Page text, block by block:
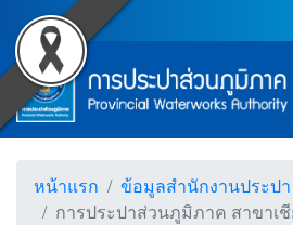
ข้อมูลการประ
ข้ามไปยังเนื้อหา (Skip to content)
ข้ามไปยังเมนู (Skip to menu)
หน้าค้นหาข้อมูลในเว็บไซต์
หน้าแผนผังเว็บไซต์ (Sitemap)
ตัวช่วยเหลือการเข้าถึงเว็บไซต์
หน้าหลักหรือโฮมเพจ
หน้าคำถามยอดฮิต
Top Menu
Main Menu
ตราสัญลักษณ์ และค่านิ
หน้าแรก
ข้อมูลสำนักงานประปา
การประปาส่วนภูมิภาค สาขาเชี